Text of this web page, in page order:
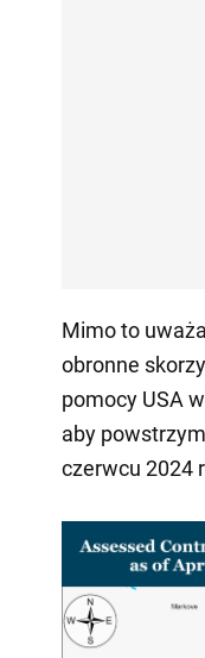
Mimo to
obronne
pomocy USA
aby
czerwcu 2024